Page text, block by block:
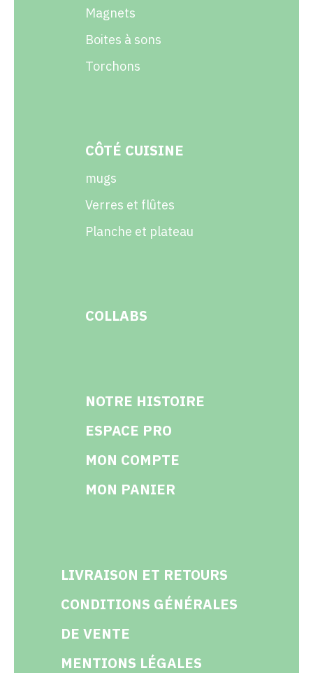
Magnets
Boites à sons
Torchons
CÔTÉ CUISINE
mugs
Verres et flûtes
Planche et plateau
COLLABS
NOTRE HISTOIRE
ESPACE PRO
MON COMPTE
MON PANIER
LIVRAISON ET RETOURS
CONDITIONS GÉNÉRALES
DE VENTE
MENTIONS LÉGALES